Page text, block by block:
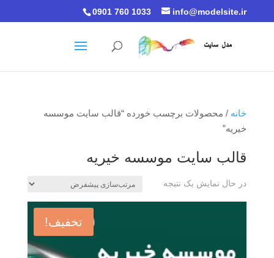
0901 760 1033 info@modelsite.ir
خانه / محصولات برچسب خورده “قالب سایت موسسه
خیریه”
قالب سایت موسسه خیریه
در حال نمایش یک نتیجه
تخفیف!